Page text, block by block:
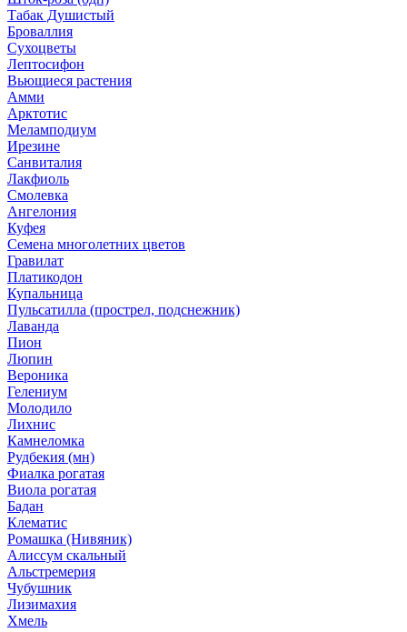
Табак Душистый
Броваллия
Сухоцветы
Лептосифон
Вьющиеся растения
Амми
Арктотис
Меламподиум
Ирезине
Санвиталия
Лакфиоль
Смолевка
Ангелония
Куфея
Семена многолетних цветов
Гравилат
Платикодон
Купальница
Пульсатилла (прострел, подснежник)
Лаванда
Пион
Люпин
Вероника
Гелениум
Молодило
Лихнис
Камнеломка
Рудбекия (мн)
Фиалка рогатая
Виола рогатая
Бадан
Клематис
Ромашка (Нивяник)
Алиссум скальный
Альстремерия
Чубушник
Лизимахия
Хмель